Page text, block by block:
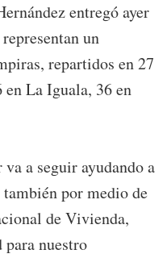
entregó ayer
un
repartidos en 27
en La Iguala, 36 en
a seguir ayudando a
por medio de
de Vivienda,
para nuestro